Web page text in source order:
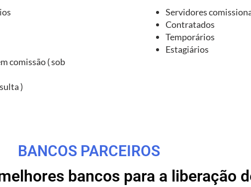
comissão ( sob
)
Servidores
Contratados
Temporários
Estagiários
BANCOS PARCEIROS
bancos para a liberação